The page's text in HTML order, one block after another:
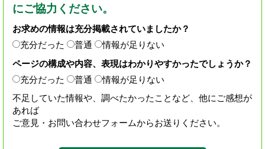
にご協力ください。
お求めの情報は充分掲載されていましたか？
充分だった
普通
情報が足りない
ページの構成や内容、表現はわかりやすかったでしょうか？
充分だった
普通
情報が足りない
不足していた情報や、調べたかったことなど、他にご感想が
あれば
ご意見・お問い合わせフォームからお送りください。